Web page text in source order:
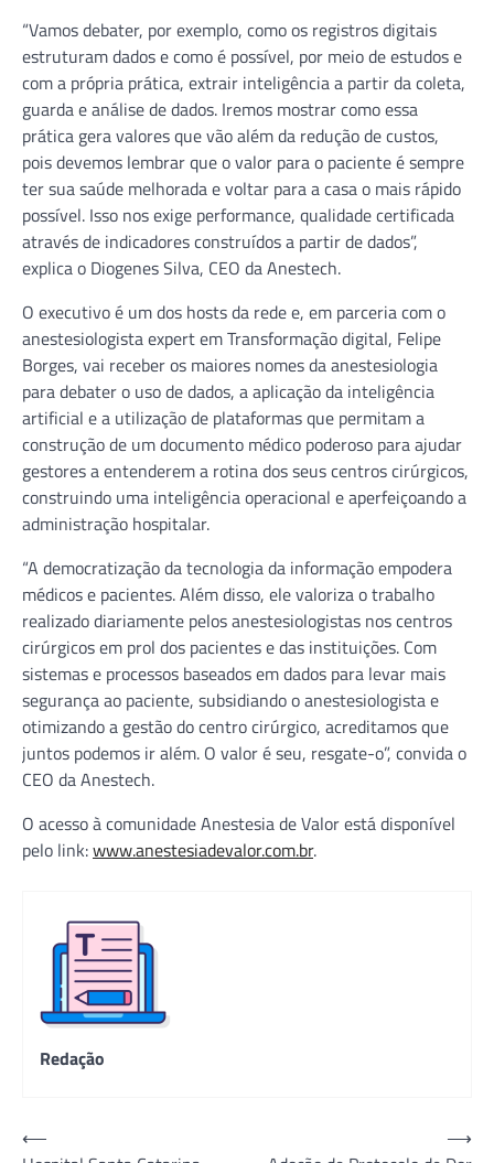
“Vamos debater, por exemplo, como os registros digitais
estruturam dados e como é possível, por meio de estudos e
com a própria prática, extrair inteligência a partir da coleta,
guarda e análise de dados. Iremos mostrar como essa
prática gera valores que vão além da redução de custos,
pois devemos lembrar que o valor para o paciente é sempre
ter sua saúde melhorada e voltar para a casa o mais rápido
possível. Isso nos exige performance, qualidade certificada
através de indicadores construídos a partir de dados”,
explica o Diogenes Silva, CEO da Anestech.
O executivo é um dos hosts da rede e, em parceria com o
anestesiologista expert em Transformação digital, Felipe
Borges, vai receber os maiores nomes da anestesiologia
para debater o uso de dados, a aplicação da inteligência
artificial e a utilização de plataformas que permitam a
construção de um documento médico poderoso para ajudar
gestores a entenderem a rotina dos seus centros cirúrgicos,
construindo uma inteligência operacional e aperfeiçoando a
administração hospitalar.
“A democratização da tecnologia da informação empodera
médicos e pacientes. Além disso, ele valoriza o trabalho
realizado diariamente pelos anestesiologistas nos centros
cirúrgicos em prol dos pacientes e das instituições. Com
sistemas e processos baseados em dados para levar mais
segurança ao paciente, subsidiando o anestesiologista e
otimizando a gestão do centro cirúrgico, acreditamos que
juntos podemos ir além. O valor é seu, resgate-o”, convida o
CEO da Anestech.
O acesso à comunidade Anestesia de Valor está disponível
pelo link:www.anestesiadevalor.com.br.
Redação
Navegação
⟵
⟶